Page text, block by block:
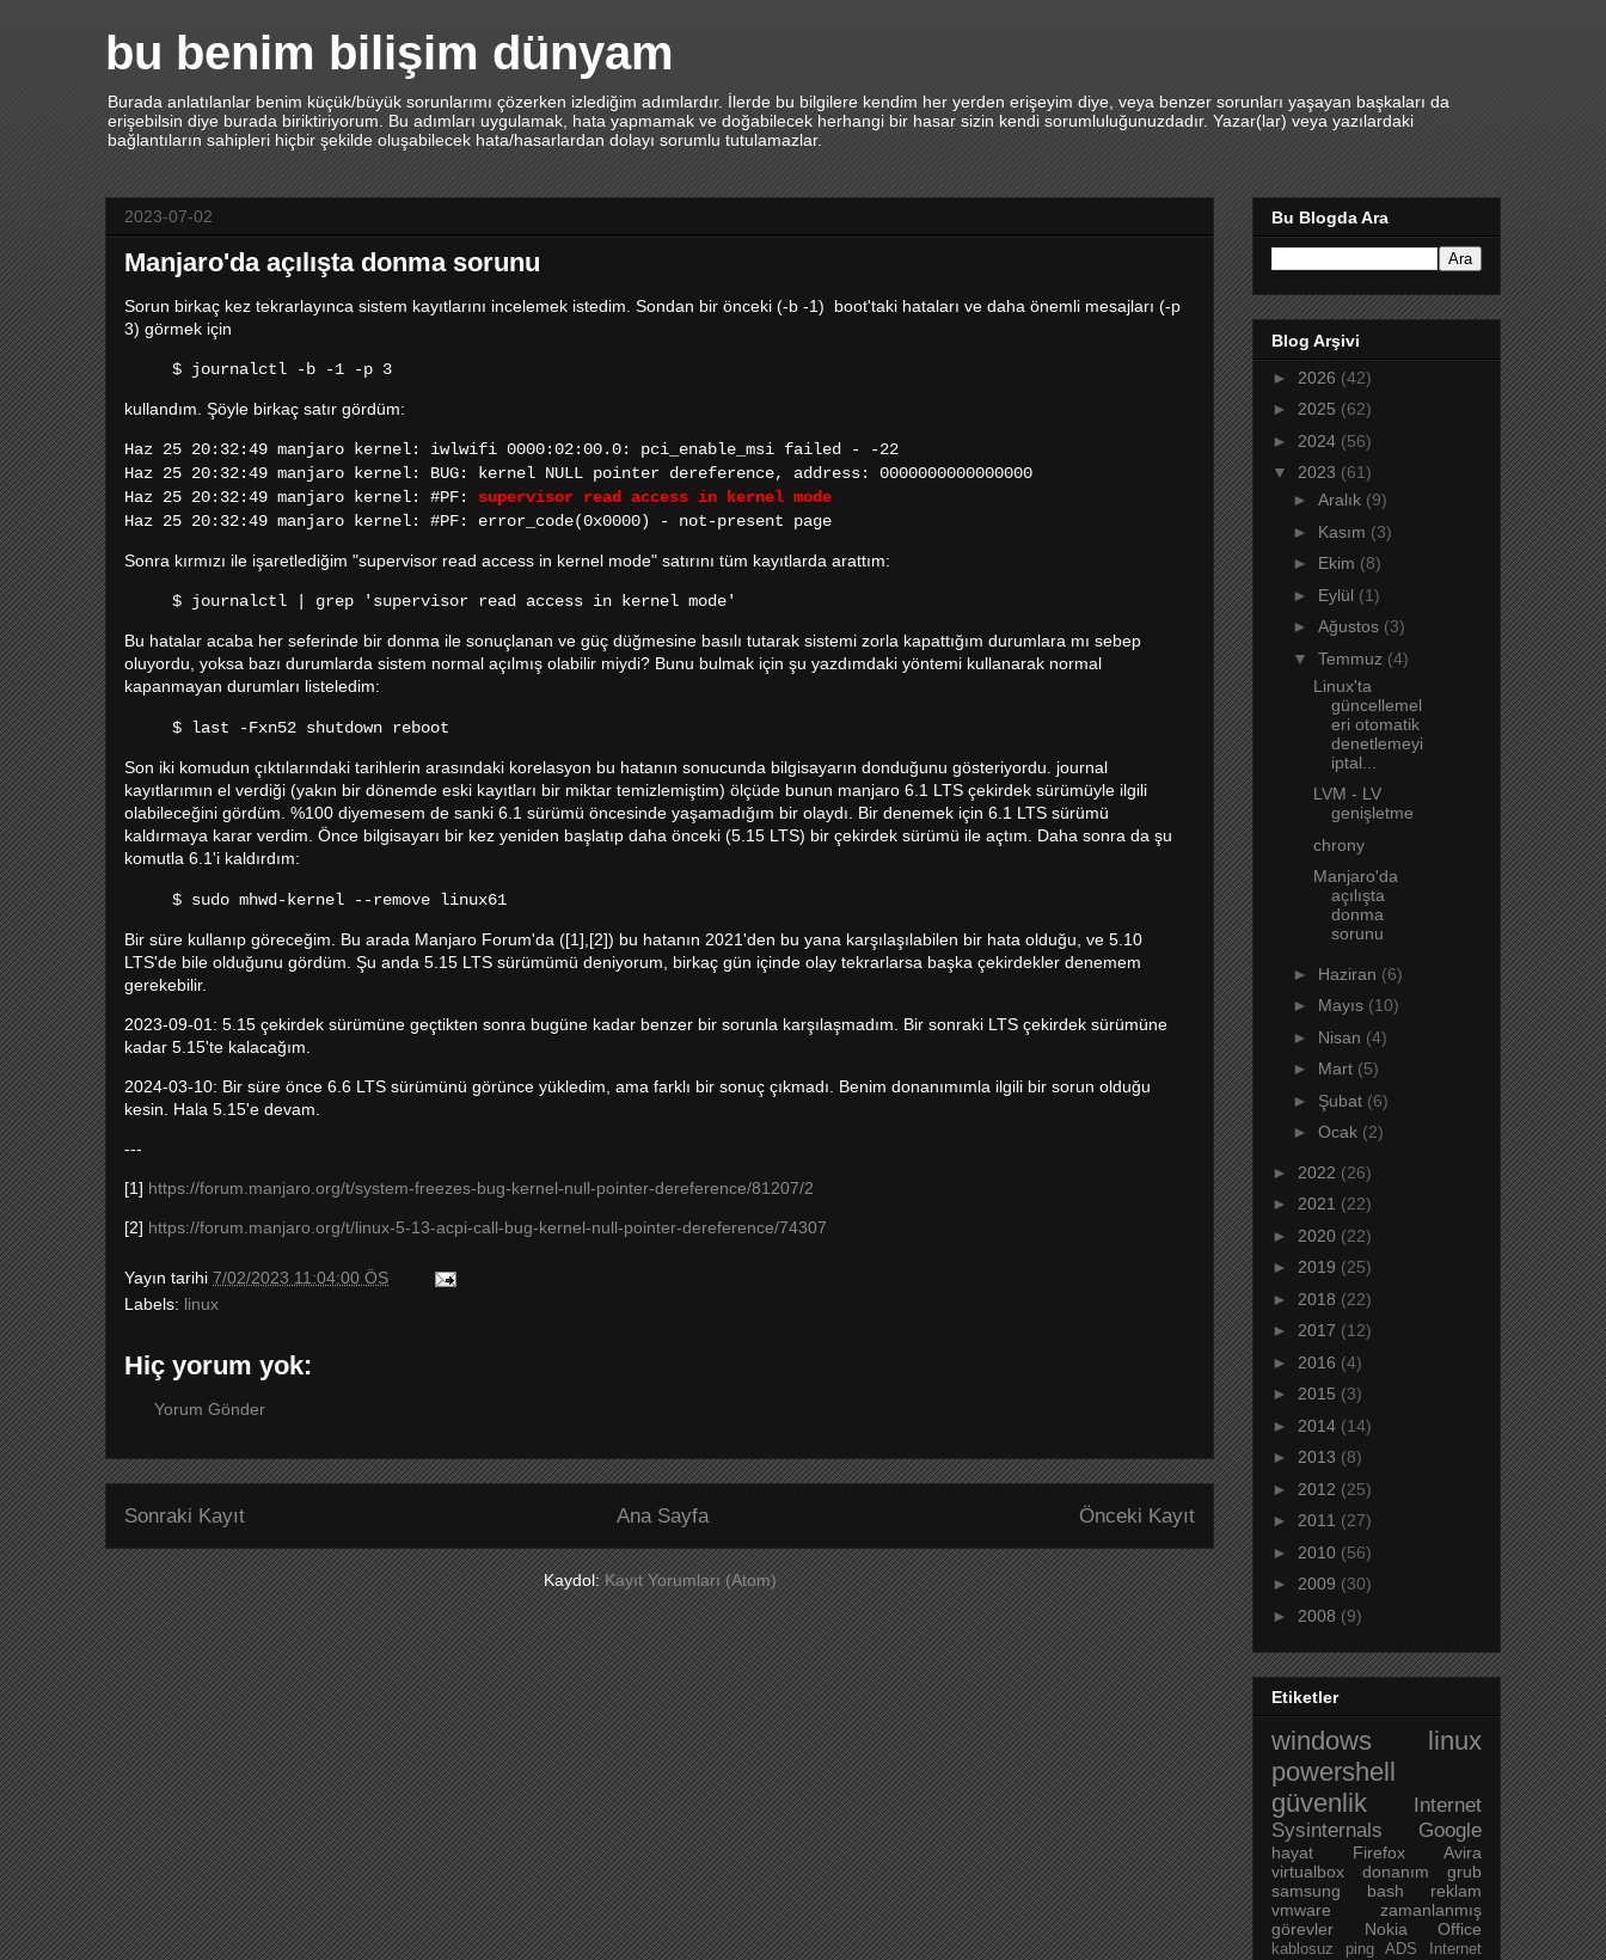
bu benim bilişim dünyam
Burada anlatılanlar benim küçük/büyük sorunlarımı çözerken izlediğim adımlardır. İlerde bu bilgilere kendim her yerden erişeyim diye, veya benzer sorunları yaşayan başkaları da
erişebilsin diye burada biriktiriyorum. Bu adımları uygulamak, hata yapmamak ve doğabilecek herhangi bir hasar sizin kendi sorumluluğunuzdadır. Yazar(lar) veya yazılardaki
bağlantıların sahipleri hiçbir şekilde oluşabilecek hata/hasarlardan dolayı sorumlu tutulamazlar.
2023-07-02
Manjaro'da açılışta donma sorunu
Sorun birkaç kez tekrarlayınca sistem kayıtlarını incelemek istedim. Sondan bir önceki (-b -1) boot'taki hataları ve daha önemli mesajları (-p
3) görmek için
$ journalctl -b -1 -p 3
kullandım. Şöyle birkaç satır gördüm:
Haz 25 20:32:49 manjaro kernel: iwlwifi 0000:02:00.0: pci_enable_msi failed - -22
Haz 25 20:32:49 manjaro kernel: BUG: kernel NULL pointer dereference, address: 0000000000000000
Haz 25 20:32:49 manjaro kernel: #PF: supervisor read access in kernel mode
Haz 25 20:32:49 manjaro kernel: #PF: error_code(0x0000) - not-present page
Sonra kırmızı ile işaretlediğim "supervisor read access in kernel mode" satırını tüm kayıtlarda arattım:
$ journalctl | grep 'supervisor read access in kernel mode'
Bu hatalar acaba her seferinde bir donma ile sonuçlanan ve güç düğmesine basılı tutarak sistemi zorla kapattığım durumlara mı sebep
oluyordu, yoksa bazı durumlarda sistem normal açılmış olabilir miydi? Bunu bulmak için şu yazdımdaki yöntemi kullanarak normal
kapanmayan durumları listeledim:
$ last -Fxn52 shutdown reboot
Son iki komudun çıktılarındaki tarihlerin arasındaki korelasyon bu hatanın sonucunda bilgisayarın donduğunu gösteriyordu. journal
kayıtlarımın el verdiği (yakın bir dönemde eski kayıtları bir miktar temizlemiştim) ölçüde bunun manjaro 6.1 LTS çekirdek sürümüyle ilgili
olabileceğini gördüm. %100 diyemesem de sanki 6.1 sürümü öncesinde yaşamadığım bir olaydı. Bir denemek için 6.1 LTS sürümü
kaldırmaya karar verdim. Önce bilgisayarı bir kez yeniden başlatıp daha önceki (5.15 LTS) bir çekirdek sürümü ile açtım. Daha sonra da şu
komutla 6.1'i kaldırdım:
$ sudo mhwd-kernel --remove linux61
Bir süre kullanıp göreceğim. Bu arada Manjaro Forum'da ([1],[2]) bu hatanın 2021'den bu yana karşılaşılabilen bir hata olduğu, ve 5.10
LTS'de bile olduğunu gördüm. Şu anda 5.15 LTS sürümümü deniyorum, birkaç gün içinde olay tekrarlarsa başka çekirdekler denemem
gerekebilir.
2023-09-01: 5.15 çekirdek sürümüne geçtikten sonra bugüne kadar benzer bir sorunla karşılaşmadım. Bir sonraki LTS çekirdek sürümüne
kadar 5.15'te kalacağım.
2024-03-10: Bir süre önce 6.6 LTS sürümünü görünce yükledim, ama farklı bir sonuç çıkmadı. Benim donanımımla ilgili bir sorun olduğu
kesin. Hala 5.15'e devam.
---
[1] https://forum.manjaro.org/t/system-freezes-bug-kernel-null-pointer-dereference/81207/2
[2] https://forum.manjaro.org/t/linux-5-13-acpi-call-bug-kernel-null-pointer-dereference/74307
Yayın tarihi 7/02/2023 11:04:00 ÖS
Labels: linux
Hiç yorum yok:
Yorum Gönder
Sonraki Kayıt Önceki Kayıt
Ana Sayfa
Kaydol:Kayıt Yorumları (Atom)
Bu Blogda Ara
Blog Arşivi
► 2026 (42)
► 2025 (62)
► 2024 (56)
▼ 2023 (61)
► Aralık (9)
► Kasım (3)
► Ekim (8)
► Eylül (1)
► Ağustos (3)
▼ Temmuz (4)
Linux'ta
güncellemel
eri otomatik
denetlemeyi
iptal...
LVM - LV
genişletme
chrony
Manjaro'da
açılışta
donma
sorunu
► Haziran (6)
► Mayıs (10)
► Nisan (4)
► Mart (5)
► Şubat (6)
► Ocak (2)
► 2022 (26)
► 2021 (22)
► 2020 (22)
► 2019 (25)
► 2018 (22)
► 2017 (12)
► 2016 (4)
► 2015 (3)
► 2014 (14)
► 2013 (8)
► 2012 (25)
► 2011 (27)
► 2010 (56)
► 2009 (30)
► 2008 (9)
Etiketler
windows
linux
powershell
güvenlik
Internet
Sysinternals
Google
hayat Firefox
Avira
virtualbox
donanım
grub
samsung
bash
reklam
vmware
zamanlanmış
görevler
Nokia Office
kablosuz ping ADS
Internet